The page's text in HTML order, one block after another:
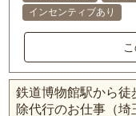
インセンティブあり
鉄道博物館駅から
除代行のお仕事（埼